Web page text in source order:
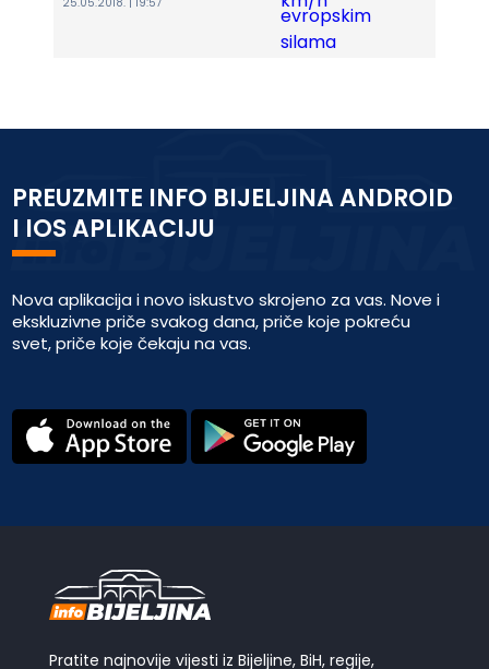
PREUZMITE INFO BIJELJINA ANDROID
I IOS APLIKACIJU
Nova aplikacija i novo iskustvo skrojeno za vas. Nove i
ekskluzivne priče svakog dana, priče koje pokreću
svet, priče koje čekaju na vas.
Pratite najnovije vijesti iz Bijeljine, BiH, regije,